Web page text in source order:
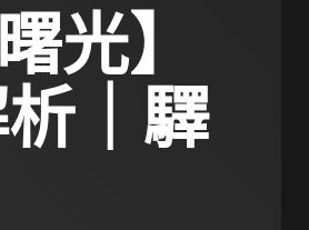
光】
｜驛